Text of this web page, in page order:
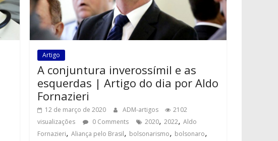
Artigo
A conjuntura inverossímil e as
esquerdas | Artigo do dia por Aldo
Fornazieri
12 de março de 2020 ADM-artigos
2102
visualizações
0 Comments 2020,2022,Aldo
Fornazieri,Aliança pelo Brasil, bolsonarismo, bolsonaro,